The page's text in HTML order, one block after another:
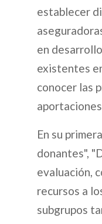
establecer
en
existentes
conocer las
En su
donantes",
evaluación,
recursos a
subgrupos